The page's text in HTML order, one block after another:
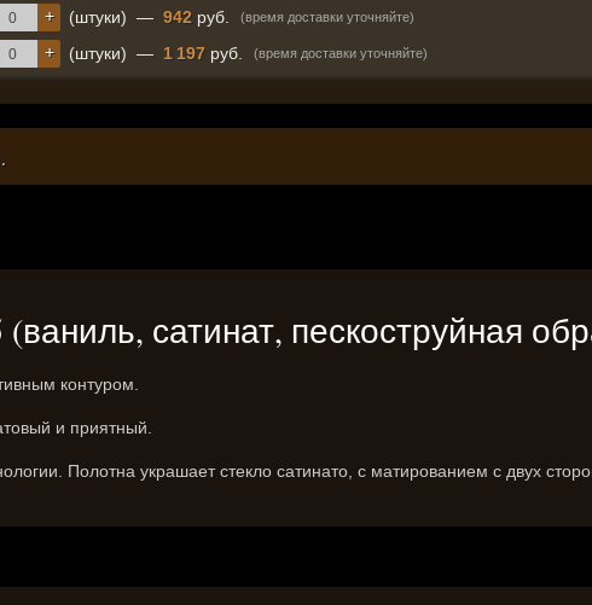
+ (штуки) — 942 руб. (время доставки уточняйте)
+ (штуки) — 1 197 руб. (время доставки уточняйте)
сатинат, пескоструйная
контуром.
и приятный.
Полотна украшает стекло сатинато, с матированием с двух